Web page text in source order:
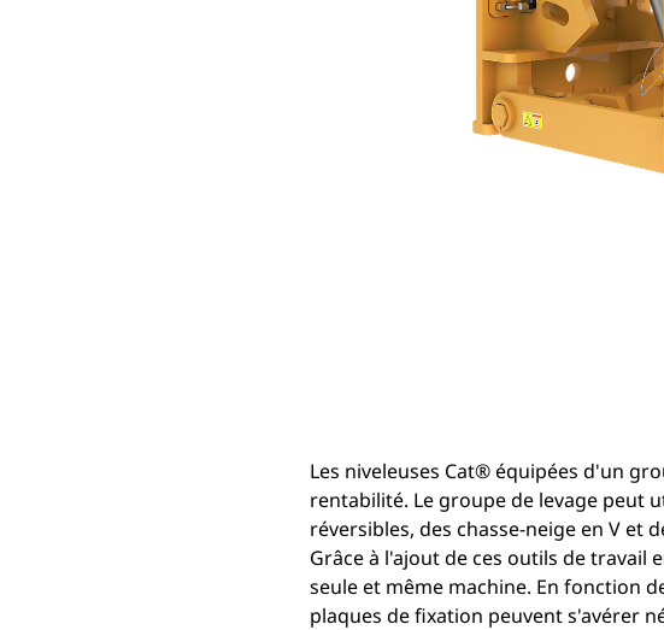
Les niveleuses Cat® équipées d'un
rentabilité. Le groupe de levage peut
réversibles, des chasse-neige en V et
Grâce à l'ajout de ces outils de travail
seule et même machine. En fonction
plaques de fixation peuvent s'avérer